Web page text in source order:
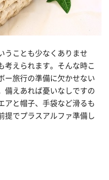
うことも少なくありませ
考えられます。そんな時こ
ー旅行の準備に欠かせない
備えあれば憂いなしですの
アと帽子、手袋など滑るも
提でプラスアルファ準備し